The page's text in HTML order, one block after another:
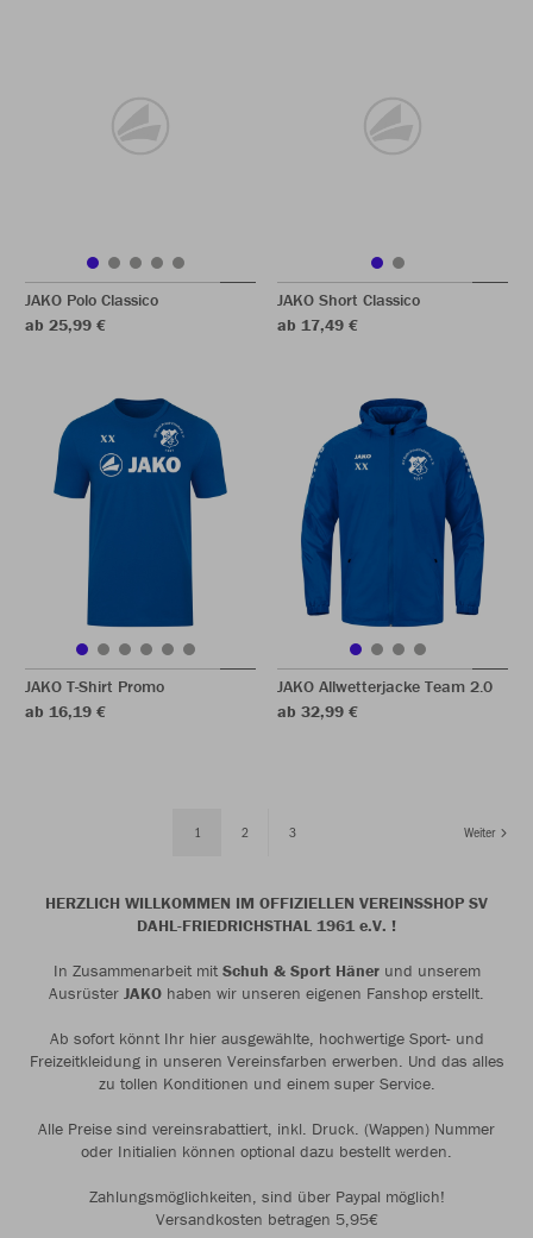
JAKO Polo Classico
ab 25,99 €
JAKO Short Classico
ab 17,49 €
JAKO T-Shirt Promo
ab 16,19 €
JAKO Allwetterjacke Team 2.0
ab 32,99 €
1 2 3 Weiter
HERZLICH WILLKOMMEN IM OFFIZIELLEN VEREINSSHOP SV
DAHL-FRIEDRICHSTHAL 1961 e.V. !
In Zusammenarbeit mit Schuh & Sport Hänerund unserem
Ausrüster JAKO haben wir unseren eigenen Fanshop erstellt.
Ab sofort könnt Ihr hier ausgewählte, hochwertige Sport- und
Freizeitkleidung in unseren Vereinsfarben erwerben. Und das alles
zu tollen Konditionen und einem super Service.
Alle Preise sind vereinsrabattiert, inkl. Druck. (Wappen) Nummer
oder Initialien können optional dazu bestellt werden.
Zahlungsmöglichkeiten, sind über Paypal möglich!
Versandkosten betragen 5,95€